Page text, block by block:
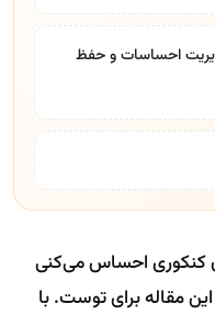
احساسات و حفظ
کنکوری احساس می‌کنی
مقاله برای توست. با